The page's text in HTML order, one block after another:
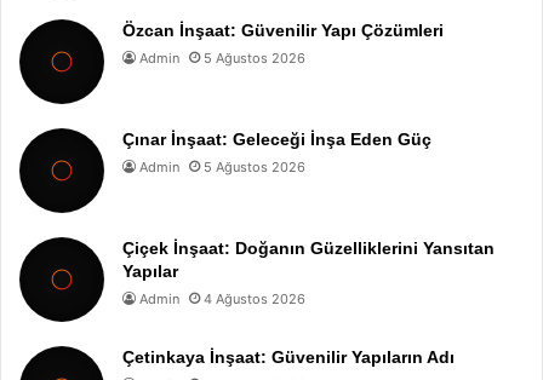
Özcan İnşaat: Güvenilir Yapı Çözümleri
Admin 5 Ağustos 2026
Çınar İnşaat: Geleceği İnşa Eden Güç
Admin 5 Ağustos 2026
Çiçek İnşaat: Doğanın Güzelliklerini Yansıtan
Yapılar
Admin 4 Ağustos 2026
Çetinkaya İnşaat: Güvenilir Yapıların Adı